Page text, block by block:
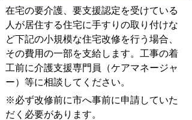
在宅の要介護、要支援認定を受けている
人が居住する住宅に手すりの取り付けな
ど下記の小規模な住宅改修を行う場合、
その費用の一部を支給します。工事の着
工前に介護支援専門員（ケアマネージャ
ー）等に相談してください。
※必ず改修前に市へ事前に申請していた
だく必要があります。